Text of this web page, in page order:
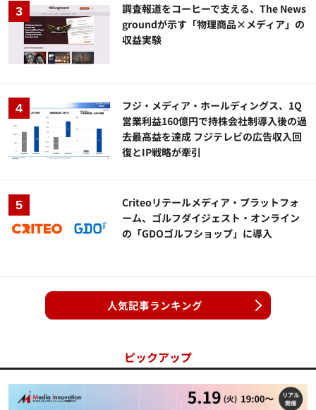
調査報道をコーヒーで支える、The News
groundが示す「物理商品×メディア」の
収益実験
フジ・メディア・ホールディングス、1Q
営業利益160億円で持株会社制導入後の過
去最高益を達成 フジテレビの広告収入回
復とIP戦略が牽引
Criteoリテールメディア・プラットフォ
ーム、ゴルフダイジェスト・オンライン
の「GDOゴルフショップ」に導入
人気記事ランキング
ピックアップ